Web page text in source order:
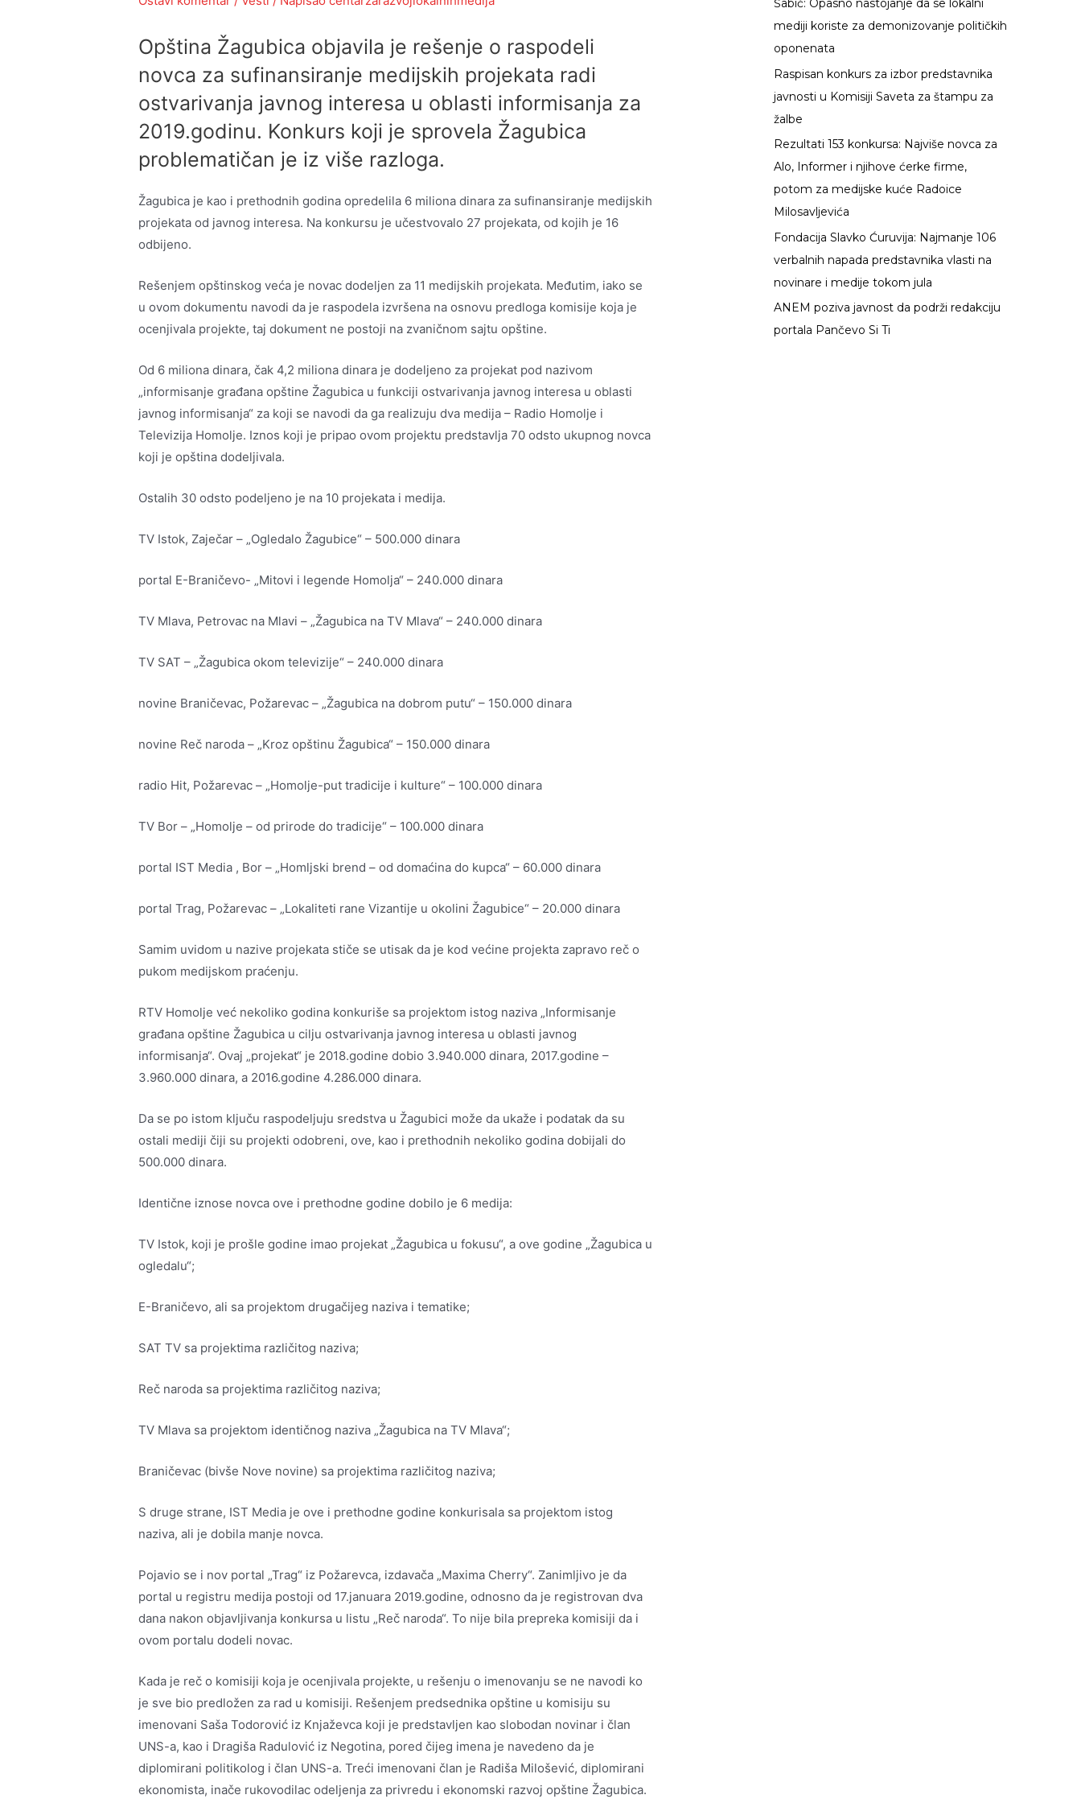
Opština Žagubica objavila je rešenje o raspodeli
novca za sufinansiranje medijskih projekata radi
ostvarivanja javnog interesa u oblasti informisanja za
2019.godinu. Konkurs koji je sprovela Žagubica
problematičan je iz više razloga.
Žagubica je kao i prethodnih godina opredelila 6 miliona dinara za sufinansiranje medijskih
projekata od javnog interesa. Na konkursu je učestvovalo 27 projekata, od kojih je 16
odbijeno.
Rešenjem opštinskog veća je novac dodeljen za 11 medijskih projekata. Međutim, iako se
u ovom dokumentu navodi da je raspodela izvršena na osnovu predloga komisije koja je
ocenjivala projekte, taj dokument ne postoji na zvaničnom sajtu opštine.
Od 6 miliona dinara, čak 4,2 miliona dinara je dodeljeno za projekat pod nazivom
„informisanje građana opštine Žagubica u funkciji ostvarivanja javnog interesa u oblasti
javnog informisanja“ za koji se navodi da ga realizuju dva medija – Radio Homolje i
Televizija Homolje. Iznos koji je pripao ovom projektu predstavlja 70 odsto ukupnog novca
koji je opština dodeljivala.
Ostalih 30 odsto podeljeno je na 10 projekata i medija.
TV Istok, Zaječar – „Ogledalo Žagubice“ – 500.000 dinara
portal E-Braničevo- „Mitovi i legende Homolja“ – 240.000 dinara
TV Mlava, Petrovac na Mlavi – „Žagubica na TV Mlava“ – 240.000 dinara
TV SAT – „Žagubica okom televizije“ – 240.000 dinara
novine Braničevac, Požarevac – „Žagubica na dobrom putu“ – 150.000 dinara
novine Reč naroda – „Kroz opštinu Žagubica“ – 150.000 dinara
radio Hit, Požarevac – „Homolje-put tradicije i kulture“ – 100.000 dinara
TV Bor – „Homolje – od prirode do tradicije“ – 100.000 dinara
portal IST Media , Bor – „Homljski brend – od domaćina do kupca“ – 60.000 dinara
portal Trag, Požarevac – „Lokaliteti rane Vizantije u okolini Žagubice“ – 20.000 dinara
Samim uvidom u nazive projekata stiče se utisak da je kod većine projekta zapravo reč o
pukom medijskom praćenju.
RTV Homolje već nekoliko godina konkuriše sa projektom istog naziva „Informisanje
građana opštine Žagubica u cilju ostvarivanja javnog interesa u oblasti javnog
informisanja“. Ovaj „projekat“ je 2018.godine dobio 3.940.000 dinara, 2017.godine –
3.960.000 dinara, a 2016.godine 4.286.000 dinara.
Da se po istom ključu raspodeljuju sredstva u Žagubici može da ukaže i podatak da su
ostali mediji čiji su projekti odobreni, ove, kao i prethodnih nekoliko godina dobijali do
500.000 dinara.
Identične iznose novca ove i prethodne godine dobilo je 6 medija:
TV Istok, koji je prošle godine imao projekat „Žagubica u fokusu“, a ove godine „Žagubica u
ogledalu“;
E-Braničevo, ali sa projektom drugačijeg naziva i tematike;
SAT TV sa projektima različitog naziva;
Reč naroda sa projektima različitog naziva;
TV Mlava sa projektom identičnog naziva „Žagubica na TV Mlava“;
Braničevac (bivše Nove novine) sa projektima različitog naziva;
S druge strane, IST Media je ove i prethodne godine konkurisala sa projektom istog
naziva, ali je dobila manje novca.
Pojavio se i nov portal „Trag“ iz Požarevca, izdavača „Maxima Cherry“. Zanimljivo je da
portal u registru medija postoji od 17.januara 2019.godine, odnosno da je registrovan dva
dana nakon objavljivanja konkursa u listu „Reč naroda“. To nije bila prepreka komisiji da i
ovom portalu dodeli novac.
Kada je reč o komisiji koja je ocenjivala projekte, u rešenju o imenovanju se ne navodi ko
je sve bio predložen za rad u komisiji. Rešenjem predsednika opštine u komisiju su
imenovani Saša Todorović iz Knjaževca koji je predstavljen kao slobodan novinar i član
UNS-a, kao i Dragiša Radulović iz Negotina, pored čijeg imena je navedeno da je
diplomirani politikolog i član UNS-a. Treći imenovani član je Radiša Milošević, diplomirani
ekonomista, inače rukovodilac odeljenja za privredu i ekonomski razvoj opštine Žagubica.
g
a
z
a
:
Šabić: Opasno nastojanje da se lokalni
mediji koriste za demonizovanje političkih
oponenata
Raspisan konkurs za izbor predstavnika
javnosti u Komisiji Saveta za štampu za
žalbe
Rezultati 153 konkursa: Najviše novca za
Alo, Informer i njihove ćerke firme,
potom za medijske kuće Radoice
Milosavljevića
Fondacija Slavko Ćuruvija: Najmanje 106
verbalnih napada predstavnika vlasti na
novinare i medije tokom jula
ANEM poziva javnost da podrži redakciju
portala Pančevo Si Ti